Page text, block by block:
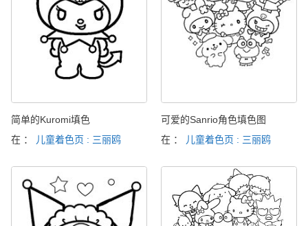
简单的Kuromi填色
在 ：
儿童着色页 : 三丽鸥
可爱的Sanrio角色填色图
在 ：
儿童着色页 : 三丽鸥